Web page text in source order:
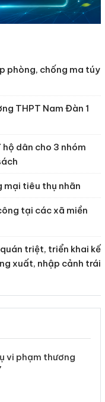
phòng, chống ma túy
THPT Nam Đàn 1
dân cho 3 nhóm
mại tiêu thụ nhãn
tại các xã miền
triệt, triển khai kế
xuất, nhập cảnh trái
vi phạm thương